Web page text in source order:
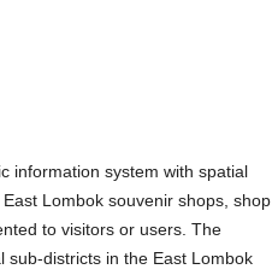
information system with spatial
Lombok souvenir shops, shop
to visitors or users. The
sub-districts in the East Lombok